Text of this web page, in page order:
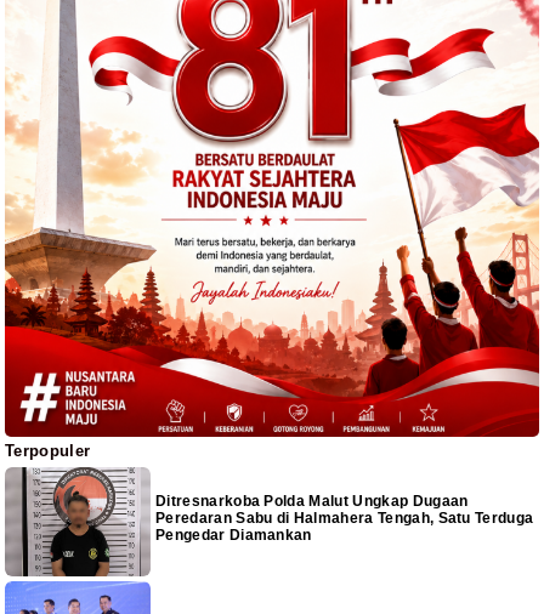
Terpopuler
Ditresnarkoba Polda Malut Ungkap Dugaan
Peredaran Sabu di Halmahera Tengah, Satu Terduga
Pengedar Diamankan